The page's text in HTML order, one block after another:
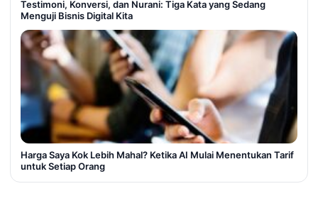
Testimoni, Konversi, dan Nurani: Tiga Kata yang Sedang
Menguji Bisnis Digital Kita
Harga Saya Kok Lebih Mahal? Ketika AI Mulai Menentukan Tarif
untuk Setiap Orang